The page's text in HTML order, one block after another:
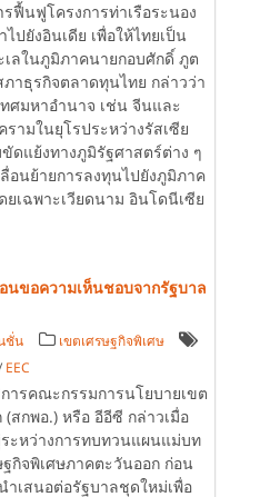
ฟื้นฟูโครงการท่าเรือระนอง
ปยังอินเดีย เพื่อให้ไทยเป็น
ลในภูมิภาคนายกอบศักดิ์ ภูต
าธุรกิจตลาดทุนไทย กล่าวว่า
ศมหาอำนาจ เช่น จีนและ
ามในยุโรประหว่างรัสเซีย
ดแย้งทางภูมิรัฐศาสตร์ต่าง ๆ
อนย้ายการลงทุนไปยังภูมิภาค
ยเฉพาะเวียดนาม อินโดนีเซีย
ขอความเห็นชอบจากรัฐบาล
ชั่น
เขตเศรษฐกิจพิเศษ
EEC
ารคณะกรรมการนโยบายเขต
กพอ.) หรือ อีอีซี กล่าวเมื่อ
หว่างการทบทวนแผนแม่บท
ฐกิจพิเศษภาคตะวันออก ก่อน
เสนอต่อรัฐบาลชุดใหม่เพื่อ